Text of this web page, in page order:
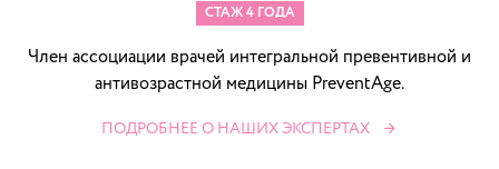
СТАЖ 4 ГОДА
Член ассоциации врачей интегральной превентивной и
антивозрастной медицины PreventAge.
ПОДРОБНЕЕ О НАШИХ ЭКСПЕРТАХ